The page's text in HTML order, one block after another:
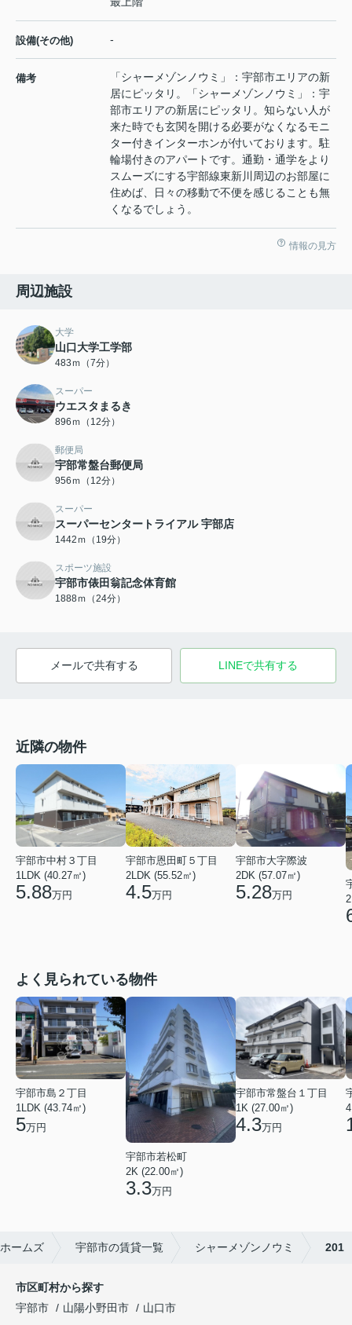
設備(その他) -
備考
「シャーメゾンノウミ」：宇部市エリアの新
居にピッタリ。「シャーメゾンノウミ」：宇
部市エリアの新居にピッタリ。知らない人が
来た時でも玄関を開ける必要がなくなるモニ
ター付きインターホンが付いております。駐
輪場付きのアパートです。通勤・通学をより
スムーズにする宇部線東新川周辺のお部屋に
住めば、日々の移動で不便を感じることも無
くなるでしょう。
情報の見方
周辺施設
大学
山口大学工学部
483ｍ（7分）
スーパー
ウエスタまるき
896ｍ（12分）
郵便局
宇部常盤台郵便局
956ｍ（12分）
スーパー
スーパーセンタートライアル 宇部店
1442ｍ（19分）
スポーツ施設
宇部市俵田翁記念体育館
1888ｍ（24分）
メールで共有する LINEで共有する
近隣の物件
宇部市中村３丁目
1LDK (40.27㎡)
5.88万円
宇部市恩田町５丁目
2LDK (55.52㎡)
4.5万円
宇部市大字際波
2DK (57.07㎡)
5.28万円
よく見られている物件
宇部市島２丁目
1LDK (43.74㎡)
5万円
宇部市若松町
2K (22.00㎡)
3.3万円
宇部市常盤台１丁目
1K (27.00㎡)
4.3万円
ームズ 宇部市の賃貸一覧 シャーメゾンノウミ 201
市区町村から探す
宇部市
山陽小野田市
山口市